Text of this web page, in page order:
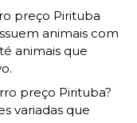
preço Pirituba
animais com
animais que
preço Pirituba?
variadas que